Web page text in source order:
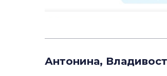
Антонина,